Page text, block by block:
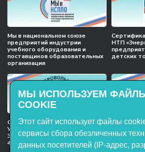
Мы в национальном союзе
предприятий индустрии
учебного оборудования и
поставщиков образовательных
организация
НТП
детских
Сертификат соответствия
Учебное оборудование, марки
ЭнергияЛаб ТУ 32.99.53–001–
47627947–2021 Серийный выпуск
ISO
МЫ ИСПОЛЬЗУЕМ
COOKIE
Этот сайт использует файлы
сервисы сбора обезличенных
данных посетителей (IP-адрес,